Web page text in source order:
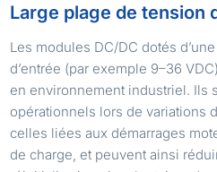
Large plage de tension
Les modules DC/DC dotés
d’entrée (par exemple 9–36
en environnement industriel. Ils
opérationnels lors de variations
celles liées aux démarrages
de charge, et peuvent ainsi